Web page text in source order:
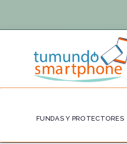
FUNDAS Y PROTECTORES